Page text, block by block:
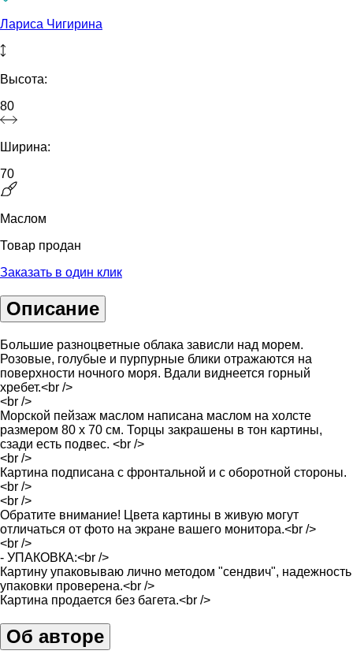
Лариса Чигирина
Высота:
80
Ширина:
70
Маслом
Товар продан
Заказать в один клик
Описание
Большие разноцветные облака зависли над морем.
Розовые, голубые и пурпурные блики отражаются на
поверхности ночного моря. Вдали виднеется горный
хребет.<br />
<br />
Морской пейзаж маслом написана маслом на холсте
размером 80 х 70 см. Торцы закрашены в тон картины,
сзади есть подвес. <br />
<br />
Картина подписана с фронтальной и с оборотной стороны.
<br />
<br />
Обратите внимание! Цвета картины в живую могут
отличаться от фото на экране вашего монитора.<br />
<br />
- УПАКОВКА:<br />
Картину упаковываю лично методом "сендвич", надежность
упаковки проверена.<br />
Картина продается без багета.<br />
Об авторе